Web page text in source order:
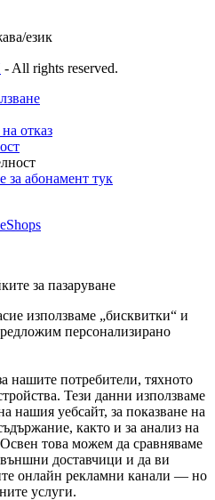
език
- All rights reserved.
отказ
за абонамент тук
за пазаруване
използваме „бисквитки“ и
персонализирано
нашите потребители, тяхното
Тези данни използваме
нашия уебсайт, за показване на
както и за анализ на
това можем да сравняваме
доставчици и да ви
онлайн рекламни канали — но
услуги.